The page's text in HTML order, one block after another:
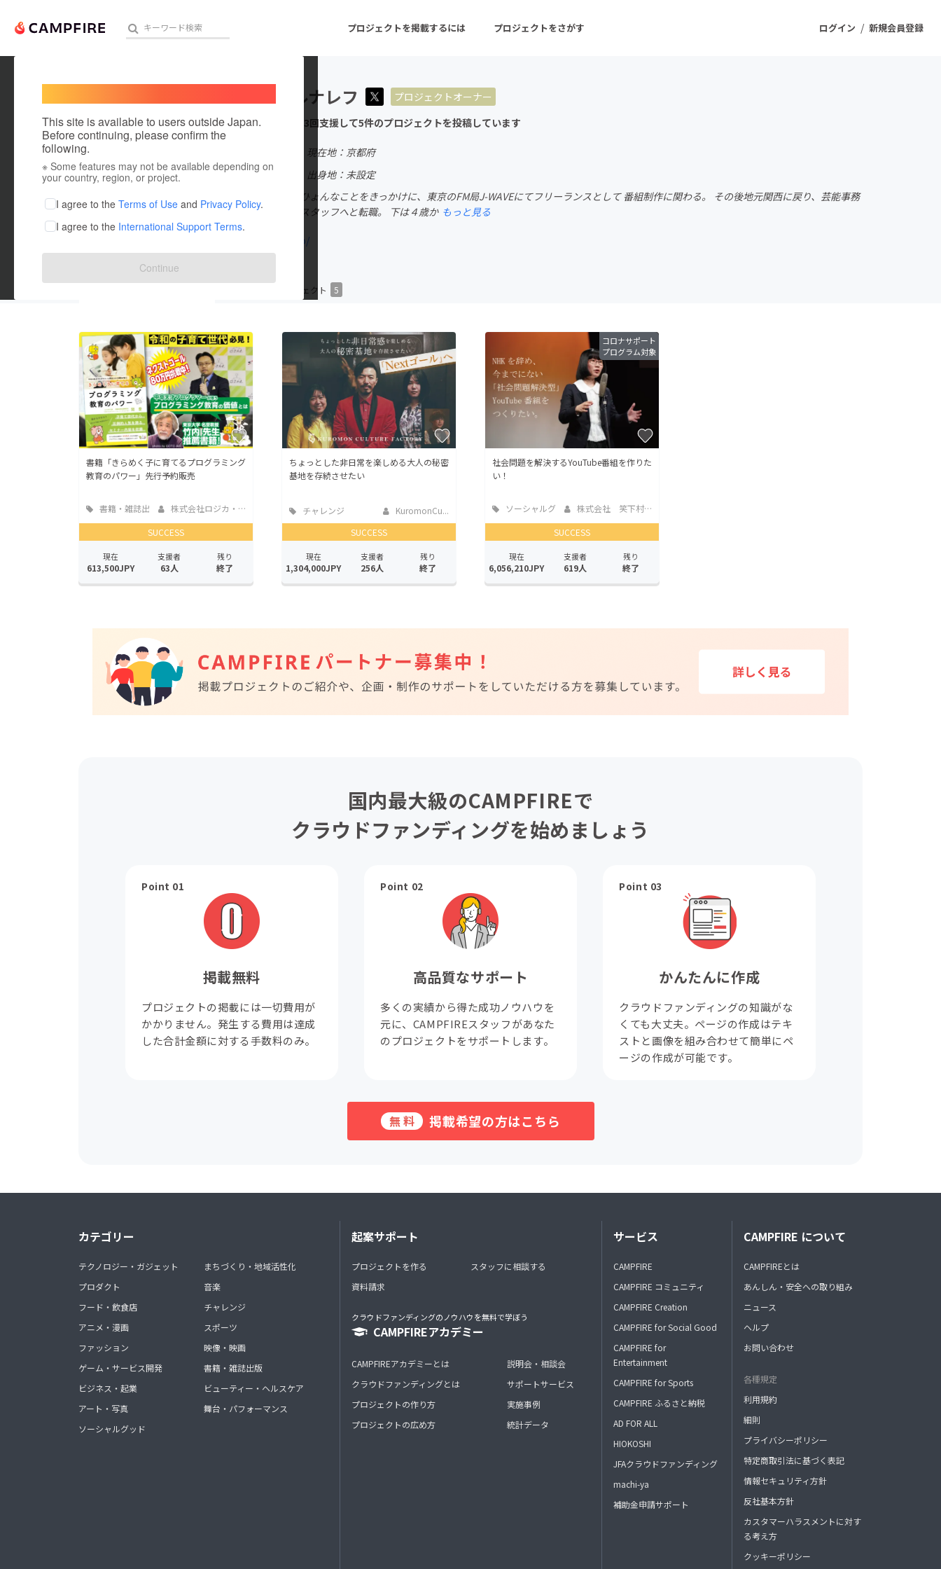
ログイン / 新規会員登録
プロジェクトを掲載するには プロジェクトをさがす
人気のプロジェクト 注目のリターン 注目の新着プロジェクト
アート・写真 音楽
テクノロジー・ガジェット
ゲーム・サービス開発 フード・飲食店
ファッション
映像・映画
ビジネス・起業
まちづくり・地域活性化
CAMPFIRE for Social Good
CAMPFIRE Creation
CAMPFIREふるさと納税
machi-ya コミュニティ
This site is available to users outside Japan.
Before continuing, please confirm the
following.
※ Some features may not be available depending on
your country, region, or project.
I agree to the Terms of Use and Privacy Policy.
I agree to the International Support Terms.
Continue
隼人ポルナレフ
プロジェクトオーナー
これまでに3回支援して5件のプロジェクトを投稿しています
現在地：京都府
出身国：日本
出身地：未設定
２６歳の時にひょんなことをきっかけに、東京のFM局J-WAVEにてフリーランスとして 番組制作に関わる。 その後地元関西に戻り、芸能事務
所の養成所のスタッフへと転職。 下は４歳か もっと見る
mazel.pro/
プロジェクト 5
書籍「きらめく子に育てるプログラミング
教育のパワー」先行予約販売
書籍・雑誌出
版
株式会社ロジカ・エ...
SUCCESS
現在
613,500JPY
支援者
63人
残り
終了
ちょっとした非日常を楽しめる大人の秘密
基地を存続させたい
チャレンジ
KuromonCu...
SUCCESS
現在
1,304,000JPY
支援者
256人
残り
終了
コロナサポート
プログラム対象
社会問題を解決するYouTube番組を作りた
い！
ソーシャルグ
ッド
株式会社 笑下村塾...
SUCCESS
現在
6,056,210JPY
支援者
619人
残り
終了
国内最大級のCAMPFIREで
クラウドファンディングを始めましょう
Point 01
掲載無料
プロジェクトの掲載には一切費用が
かかりません。発生する費用は達成
した合計金額に対する手数料のみ。
Point 02
高品質なサポート
多くの実績から得た成功ノウハウを
元に、CAMPFIREスタッフがあなた
のプロジェクトをサポートします。
Point 03
かんたんに作成
クラウドファンディングの知識がな
くても大丈夫。ページの作成はテキ
ストと画像を組み合わせて簡単にペ
ージの作成が可能です。
無料 掲載希望の方はこちら
カテゴリー
テクノロジー・ガジェット
プロダクト
フード・飲食店
アニメ・漫画
ファッション
ゲーム・サービス開発
ビジネス・起業
アート・写真
ソーシャルグッド
まちづくり・地域活性化
音楽
チャレンジ
スポーツ
映像・映画
書籍・雑誌出版
ビューティー・ヘルスケア
舞台・パフォーマンス
起案サポート
プロジェクトを作る
資料請求
スタッフに相談する
クラウドファンディングのノウハウを無料で学ぼう
CAMPFIREアカデミー
CAMPFIREアカデミーとは
クラウドファンディングとは
プロジェクトの作り方
プロジェクトの広め方
説明会・相談会
サポートサービス
実施事例
統計データ
サービス
CAMPFIRE
CAMPFIRE コミュニティ
CAMPFIRE Creation
CAMPFIRE for Social Good
CAMPFIRE for
Entertainment
CAMPFIRE for Sports
CAMPFIRE ふるさと納税
AD FOR ALL
HIOKOSHI
JFAクラウドファンディング
machi-ya
補助金申請サポート
CAMPFIRE について
CAMPFIREとは
あんしん・安全への取り組み
ニュース
ヘルプ
お問い合わせ
各種規定
利用規約
細則
プライバシーポリシー
特定商取引法に基づく表記
情報セキュリティ方針
反社基本方針
カスタマーハラスメントに対す
る考え方
クッキーポリシー